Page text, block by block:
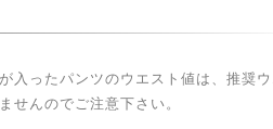
入ったパンツのウエスト値は、推奨ウ
せんのでご注意下さい。